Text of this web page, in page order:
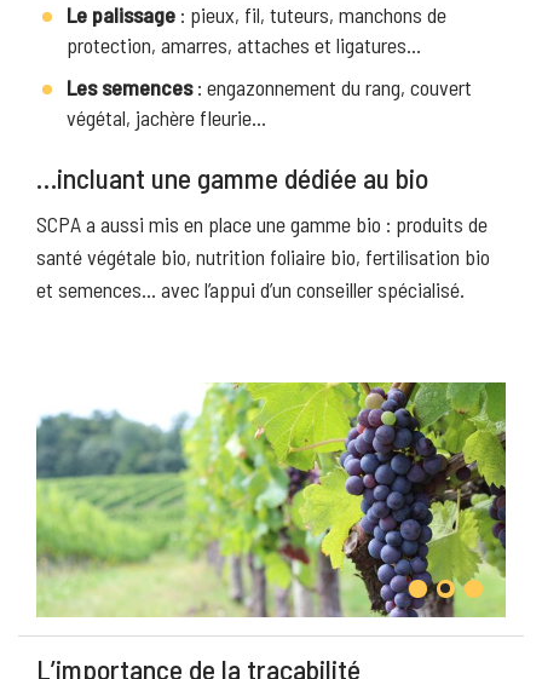
Le palissage : pieux, fil, tuteurs, manchons de
protection, amarres, attaches et ligatures…
Les semences: engazonnement du rang, couvert
végétal, jachère fleurie…
…incluant une gamme dédiée au bio
SCPA a aussi mis en place une gamme bio : produits de
santé végétale bio, nutrition foliaire bio, fertilisation bio
et semences… avec l’appui d’un conseiller spécialisé.
L’importance de la traçabilité